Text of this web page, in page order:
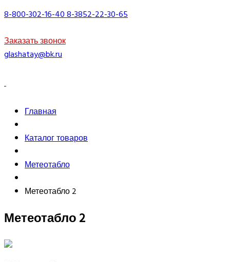
8-800-302-16-408-3852-22-30-65
Заказать звонок
glashatay@bk.ru
Главная
Каталог товаров
Метеотабло
Метеотабло 2
Метеотабло 2